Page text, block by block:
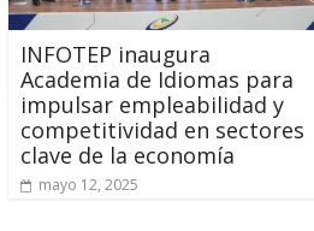
INFOTEP inaugura
Academia de Idiomas para
impulsar empleabilidad y
competitividad en sectores
clave de la economía
mayo 12, 2025